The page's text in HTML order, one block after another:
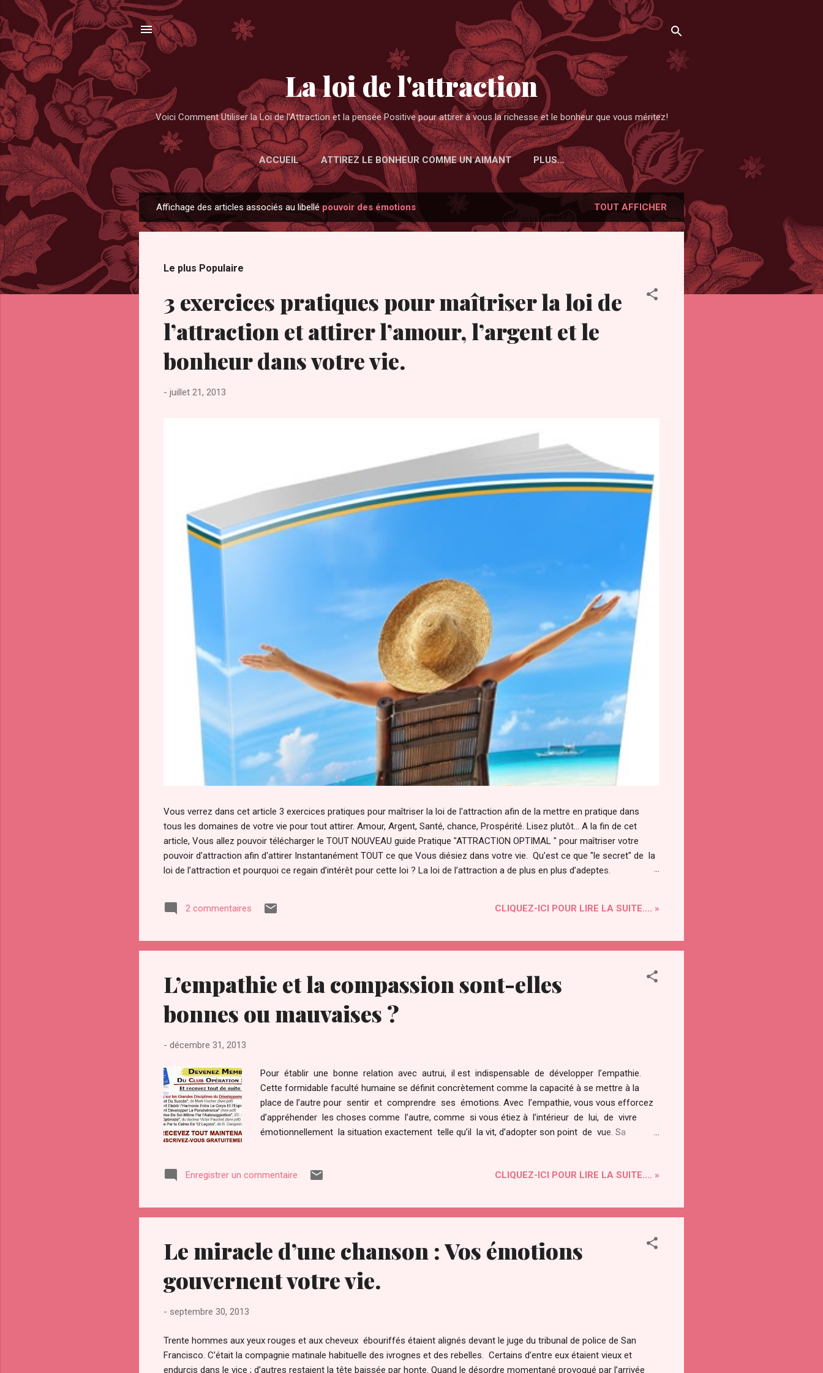
La loi de l'attraction
Voici Comment Utiliser la Loi de l'Attraction et la pensée Positive pour attirer à vous la richesse et le bonheur que vous méritez!
ACCUEIL ATTIREZ LE BONHEUR COMME UN AIMANT PLUS…
r
Affichage des articles associés au libellé pouvoir des émotions TOUT AFFICHER
Le plus Populaire
3 exercices pratiques pour maîtriser la loi de
l’attraction et attirer l’amour, l’argent et le
bonheur dans votre vie.
- juillet 21, 2013
Vous verrez dans cet article 3 exercices pratiques pour maîtriser la loi de l'attraction afin de la mettre en pratique dans
tous les domaines de votre vie pour tout attirer. Amour, Argent, Santé, chance, Prospérité. Lisez plutôt... A la fin de cet
article, Vous allez pouvoir télécharger le TOUT NOUVEAU guide Pratique "ATTRACTION OPTIMAL " pour maîtriser votre
pouvoir d'attraction afin d'attirer Instantanément TOUT ce que Vous diésiez dans votre vie. Qu’est ce que "le secret" de la
loi de l’attraction et pourquoi ce regain d’intérêt pour cette loi ? La loi de l’attraction a de plus en plus d’adeptes.
convoité depuis la nuit des temps par des personnes éclairées pour maîtriser les lois et le fonctionnement de l’univers. On
l’a ardemment convoité, volé même. Il a été compris par certains savants dont Gali...
2 commentaires CLIQUEZ-ICI POUR LIRE LA SUITE.... »
L’empathie et la compassion sont-elles
bonnes ou mauvaises ?
- décembre 31, 2013
Pour établir une bonne relation avec autrui, il est indispensable de développer l’empathie.
Cette formidable faculté humaine se définit concrètement comme la capacité à se mettre à la
place de l’autre pour sentir et comprendre ses émotions. Avec l’empathie, vous vous efforcez
d’appréhender les choses comme l’autre, comme si vous étiez à l’intérieur de lui, de vivre
émotionnellement la situation exactement telle qu’il la vit, d’adopter son point de vue. Sa
jugement erroné. Les avantages de l’empathie da...
Enregistrer un commentaire CLIQUEZ-ICI POUR LIRE LA SUITE.... »
Le miracle d’une chanson : Vos émotions
gouvernent votre vie.
- septembre 30, 2013
Trente hommes aux yeux rouges et aux cheveux ébouriffés étaient alignés devant le juge du tribunal de police de San
Francisco. C’était la compagnie matinale habituelle des ivrognes et des rebelles. Certains d’entre eux étaient vieux et
endurcis dans le vice ; d’autres restaient la tête baissée par honte. Quand le désordre momentané provoqué par l’arrivée